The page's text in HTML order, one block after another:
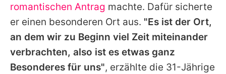
romantischen Antrag machte. Dafür sicherte
er einen besonderen Ort aus. "Es ist der Ort,
an dem wir zu Beginn viel Zeit miteinander
verbrachten, also ist es etwas ganz
Besonderes für uns", erzählte die 31-Jährige